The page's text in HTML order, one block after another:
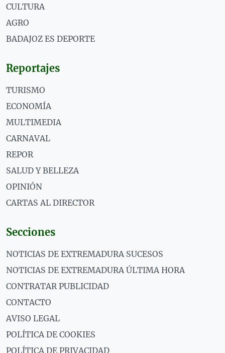
CULTURA
AGRO
BADAJOZ ES DEPORTE
Reportajes
TURISMO
ECONOMÍA
MULTIMEDIA
CARNAVAL
REPOR
SALUD Y BELLEZA
OPINIÓN
CARTAS AL DIRECTOR
Secciones
NOTICIAS DE EXTREMADURA SUCESOS
NOTICIAS DE EXTREMADURA ÚLTIMA HORA
CONTRATAR PUBLICIDAD
CONTACTO
AVISO LEGAL
POLÍTICA DE COOKIES
POLÍTICA DE PRIVACIDAD